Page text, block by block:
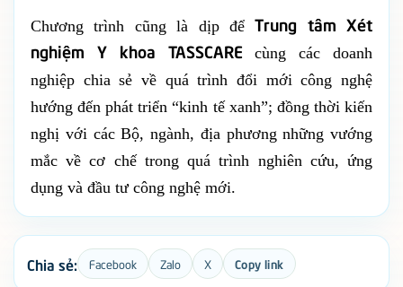
Chương trình cũng là dịp đểTrung tâm Xét
nghiệm Y khoa TASSCARE cùng các doanh
nghiệp chia sẻ về quá trình đổi mới công nghệ
hướng đến phát triển “kinh tế xanh”; đồng thời kiến
nghị với các Bộ, ngành, địa phương những vướng
mắc về cơ chế trong quá trình nghiên cứu, ứng
dụng và đầu tư công nghệ mới.
Chia sẻ: Facebook Zalo X Copy link